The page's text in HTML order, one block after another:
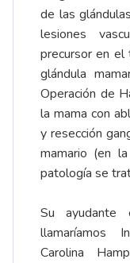
de las
lesiones
precursor en
glándula
Operación de
la mama con
y resección
mamario (en
patología se
Su
llamaríamos
Carolina